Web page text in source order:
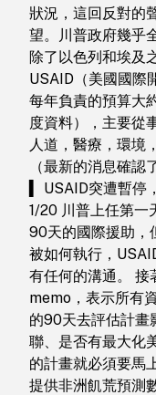
狀況，這回反對的
望。川普政府幾乎
除了以色列和埃及
USAID（美國國際
每年負責的預算大
度資料），主要從
人道，醫療，環境
（最新的消息確認
▍ USAID突遭暫停
1/20 川普上任第一
90天的國際援助，
被如何執行，
有任何的溝通。 接
memo，表示所有
的90天去評估計畫
聯、是否有最大化
的計畫就必須要馬
提供非洲飢荒預測